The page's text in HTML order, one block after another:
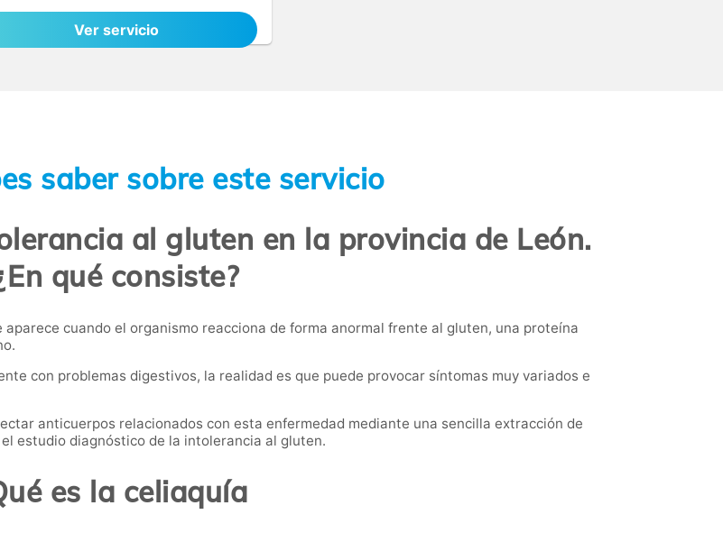
Ver servicio
saber sobre este servicio
al gluten en la provincia de León.
qué consiste?
cuando el organismo reacciona de forma anormal frente al gluten, una proteína
con problemas digestivos, la realidad es que puede provocar síntomas muy variados e
anticuerpos relacionados con esta enfermedad mediante una sencilla extracción de
estudio diagnóstico de la intolerancia al gluten.
es la celiaquía